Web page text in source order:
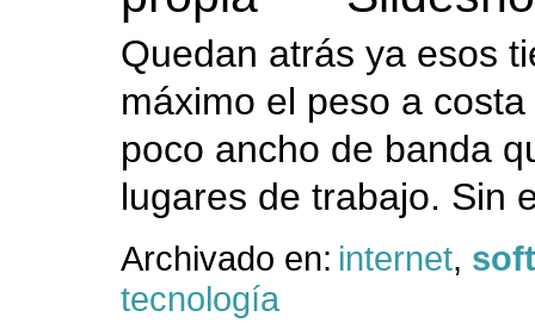
Quedan atrás ya esos
máximo el peso a
poco ancho de banda
lugares de trabajo. Sin
Archivado en: internet,
tecnología